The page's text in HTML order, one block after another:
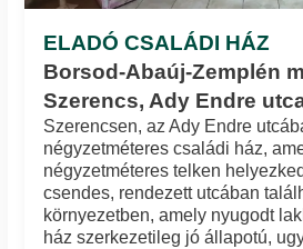
ELADÓ CSALÁDI HÁZ
Borsod-Abaúj-Zemplén
Szerencs, Ady Endre
Szerencsen, az Ady Endre
négyzetméteres családi ház,
négyzetméteres telken
csendes, rendezett utcában
környezetben, amely nyugodt
ház szerkezetileg jó állapotú,